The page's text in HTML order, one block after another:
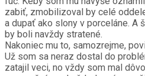
zabiť, zmobilizoval by celé
a dupať ako slony v porceláne. A
by boli navždy stratené.
Nakoniec mu to, samozrejme,
Už som sa neraz dostal do
zatajil veci, no vždy som mal